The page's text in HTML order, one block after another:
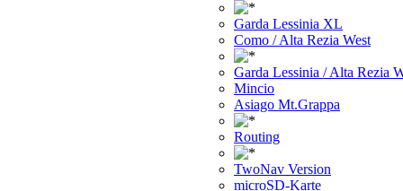
Garda Lessinia XL
Como / Alta Rezia West
Garda Lessinia / Alta Rezia
Mincio
Asiago Mt.Grappa
Routing
TwoNav Version
microSD-Karte